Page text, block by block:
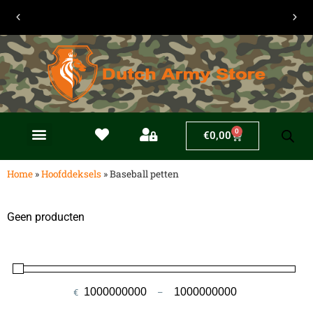
€0,00 0
Home »Hoofddeksels »Baseball petten
€ Minimale prijs
–
Maximale prijs
Geen producten